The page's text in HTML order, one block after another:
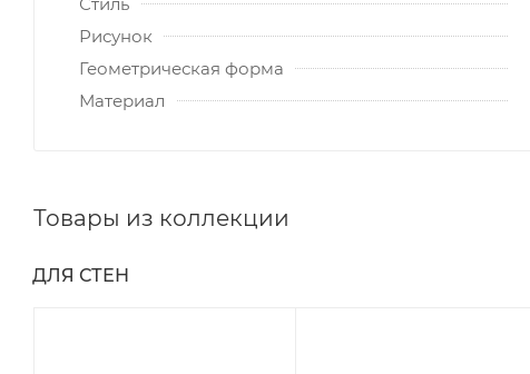
Рисунок
Геометрическая форма
Материал
Товары из коллекции
ДЛЯ СТЕН